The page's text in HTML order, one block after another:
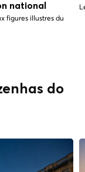
national
figures illustres du
do